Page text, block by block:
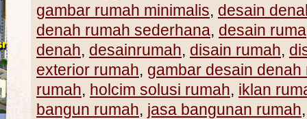
gambar rumah minimalis, desain
denah rumah sederhana, desain ruma
denah, desainrumah, disain rumah,
exterior rumah, gambar desain denah
rumah, holcim solusi rumah, iklan
bangun rumah, jasa bangunan rumah